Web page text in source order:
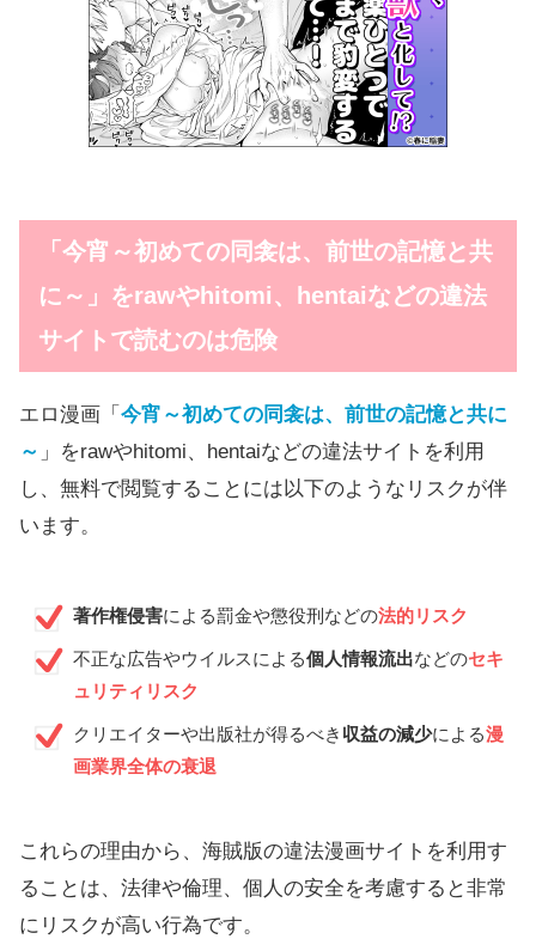
「 今宵～初めての同衾は、前世の記憶と共
に～ 」をrawやhitomi、hentai​などの違法
サイトで読むのは危険
エロ漫画「 今宵～初めての同衾は、前世の記憶と共に
～ 」をrawやhitomi、hentai​などの違法サイトを利用
し、無料で閲覧することには以下のようなリスクが伴
います。
著作権侵害による罰金や懲役刑などの法的リスク
不正な広告やウイルスによる個人情報流出などのセキ
ュリティリスク
クリエイターや出版社が得るべき 収益の減少による漫
画業界全体の衰退
これらの理由から、海賊版の違法漫画サイトを利用す
ることは、法律や倫理、個人の安全を考慮すると非常
にリスクが高い行為です。